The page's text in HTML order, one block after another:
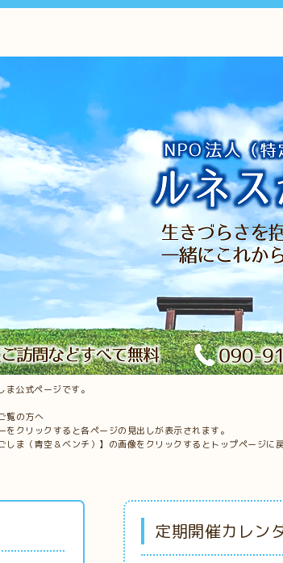
ま公式ページです。
覧の方へ
をクリックすると各ページの見出しが表示されます。
しま（青空＆ベンチ）】の画像をクリックするとトップページに戻
定期開催カレン